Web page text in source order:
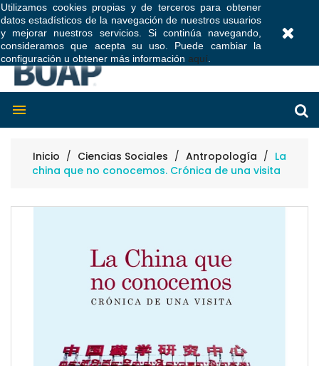
Utilizamos cookies propias y de terceros para obtener
datos estadísticos de la navegación de nuestros usuarios
y mejorar nuestros servicios. Si continúa navegando,
consideramos que acepta su uso. Puede cambiar la
configuración u obtener más información aquí

Inicio Ciencias Sociales Antropología
La
china que no conocemos. Crónica de una visita